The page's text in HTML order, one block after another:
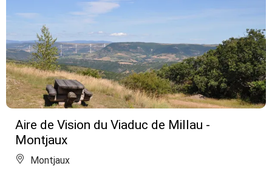
Aire de Vision du Viaduc de Millau -
Montjaux
Montjaux